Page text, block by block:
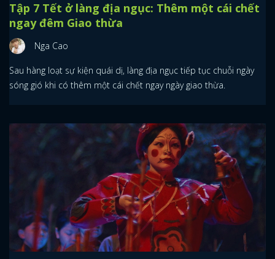
Tập 7 Tết ở làng địa ngục: Thêm một cái chết
ngay đêm Giao thừa
Nga Cao
Sau hàng loạt sự kiện quái dị, làng địa ngục tiếp tục chuỗi ngày
sóng gió khi có thêm một cái chết ngay ngày giao thừa.